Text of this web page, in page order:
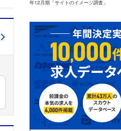
年12月期「サイトのイメージ調査」